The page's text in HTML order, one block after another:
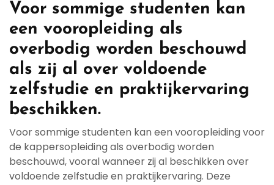
Voor sommige studenten kan
een vooropleiding als
overbodig worden beschouwd
als zij al over voldoende
zelfstudie en praktijkervaring
beschikken.
Voor sommige studenten kan een vooropleiding voor
de kappersopleiding als overbodig worden
beschouwd, vooral wanneer zij al beschikken over
voldoende zelfstudie en praktijkervaring. Deze